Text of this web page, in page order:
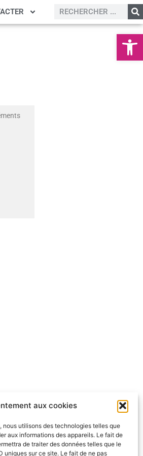
Ouvrir
aux cookies
nous utilisons des technologies telles que
aux informations des appareils. Le fait de
de traiter des données telles que le
uniques sur ce site. Le fait de ne pas